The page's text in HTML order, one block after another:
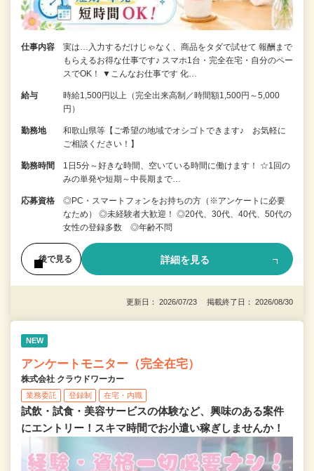
仕事内容
実は…入力するだけじゃなく、商品をタダで試せて 報酬まで
もらえるお得な仕事です♪ スマホ1台・完全在宅・自分のペー
スでOK！ ▼こんなお仕事です 化…
給与
時給1,500円以上（完全出来高制／時間額1,500円～5,000
円）
勤務地
和歌山県等【ご希望の地域でオシゴトできます♪ お気軽に
ご相談ください！】
勤務時間
1日5分～好きな時間、空いている時間に働けます！ ☆1回の
みの単発や短期～中長期まで…
応募資格
◎PC・スマートフォンをお持ちの方（※アンケートに必要
なため） ◎未経験者大歓迎！ ◎20代、30代、40代、50代の
女性の登録多数 ◎年齢不問
後で見る 詳細を見る
更新日： 2026/07/23 掲載終了日： 2026/08/30
NEW
アンケートモニター（完全在宅）
株式会社 クラウドワーカー
業務委託 登録制 在宅・内職
試飲・試食・美容サービスの体験など、興味のある案件
にエントリー！スキマ時間でお小遣い稼ぎしませんか！